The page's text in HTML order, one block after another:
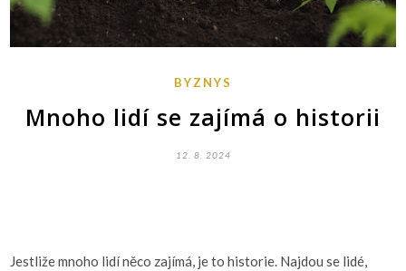
BYZNYS
Mnoho lidí se zajímá o historii
12. 8. 2024
Jestliže mnoho lidí něco zajímá, je to historie. Najdou se lidé,